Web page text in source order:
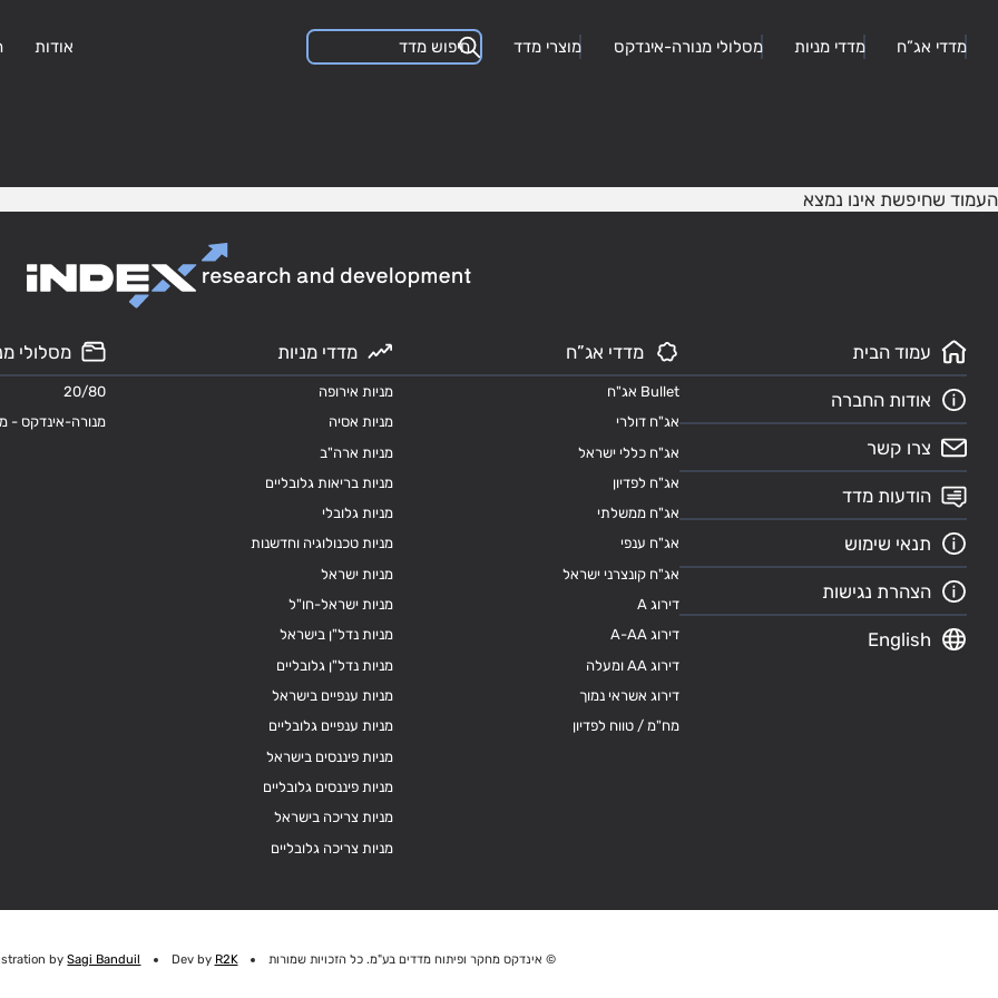
מדדי אג”ח מדדי מניות מסלולי מנורה-אינדקס מוצרי מדד אודות
העמוד שחיפשת אינו נמצא
עמוד הבית
אודות החברה
צרו קשר
הודעות מדד
תנאי שימוש
הצהרת נגישות
English
מדדי אג”ח
Bullet אג"ח
אג"ח דולרי
אג"ח כללי ישראל
אג"ח לפדיון
אג"ח ממשלתי
אג"ח ענפי
אג"ח קונצרני ישראל
דירוג A
דירוג A-AA
דירוג AA ומעלה
דירוג אשראי נמוך
מח"מ / טווח לפדיון
מדדי מניות
מניות אירופה
מניות אסיה
מניות ארה"ב
מניות בריאות גלובליים
מניות גלובלי
מניות טכנולוגיה וחדשנות
מניות ישראל
מניות ישראל-חו"ל
מניות נדל"ן בישראל
מניות נדל"ן גלובליים
מניות ענפיים בישראל
מניות ענפיים גלובליים
מניות פיננסים בישראל
מניות פיננסים גלובליים
מניות צריכה בישראל
מניות צריכה גלובליים
מסלולי
20/80
מנורה-אינדקס -
© אינדקס מחקר ופיתוח מדדים בע"מ. כל הזכויות שמורות Dev by R2K
bySagi Banduil